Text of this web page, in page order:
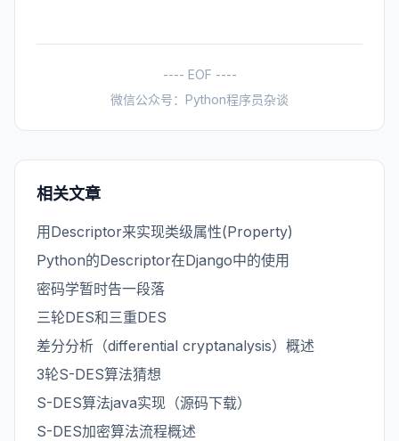
---- EOF ----
微信公众号：Python程序员杂谈
相关文章
用Descriptor来实现类级属性(Property)
Python的Descriptor在Django中的使用
密码学暂时告一段落
三轮DES和三重DES
差分分析（differential cryptanalysis）概述
3轮S-DES算法猜想
S-DES算法java实现（源码下载）
S-DES加密算法流程概述